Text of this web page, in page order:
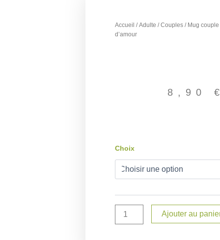
Accueil /Adulte /Couples / Mug
d’amour
8,90
Choix
quantité
couple
histoire
d'amour
Ajouter au